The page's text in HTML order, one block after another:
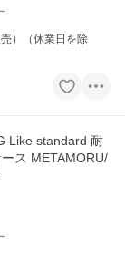
）（休業日を除
Like standard 耐
ス METAMORU/